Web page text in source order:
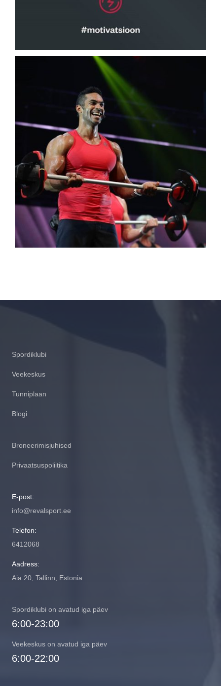
Spordiklubi
Veekeskus
Tunniplaan
Blogi
Broneerimisjuhised
Privaatsuspoliitika
E-post:
info@revalsport.ee
Telefon:
6412068
Aadress:
Aia 20, Tallinn, Estonia
Spordiklubi on avatud iga päev
6:00-23:00
Veekeskus on avatud iga päev
6:00-22:00